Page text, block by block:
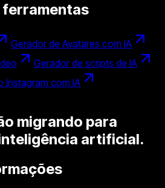
ferramentas
Gerador de Avatares com IA
Gerador de scripts de IA
Instagram com IA
migrando para
artificial.